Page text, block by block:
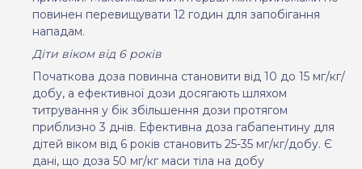
повинен перевищувати 12 годин для запобігання
нападам.
Діти віком від 6 років
Початкова доза повинна становити від 10 до 15 мг/кг/
добу, а ефективної дози досягають шляхом
титрування у бік збільшення дози протягом
приблизно 3 днів. Ефективна доза габапентину для
дітей віком від 6 років становить 25-35 мг/кг/добу. Є
дані, що доза 50 мг/кг маси тіла на добу